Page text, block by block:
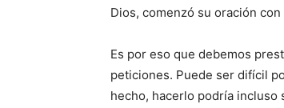
Dios, comenzó su oración
Es por eso que debemos
peticiones. Puede ser difícil
hecho, hacerlo podría incluso